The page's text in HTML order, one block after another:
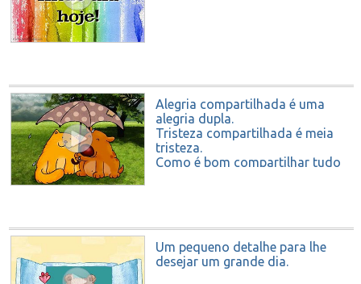
Alegria compartilhada é uma
alegria dupla.
Tristeza compartilhada é meia
tristeza.
Como é bom compartilhar tudo
Um pequeno detalhe para lhe
desejar um grande dia.